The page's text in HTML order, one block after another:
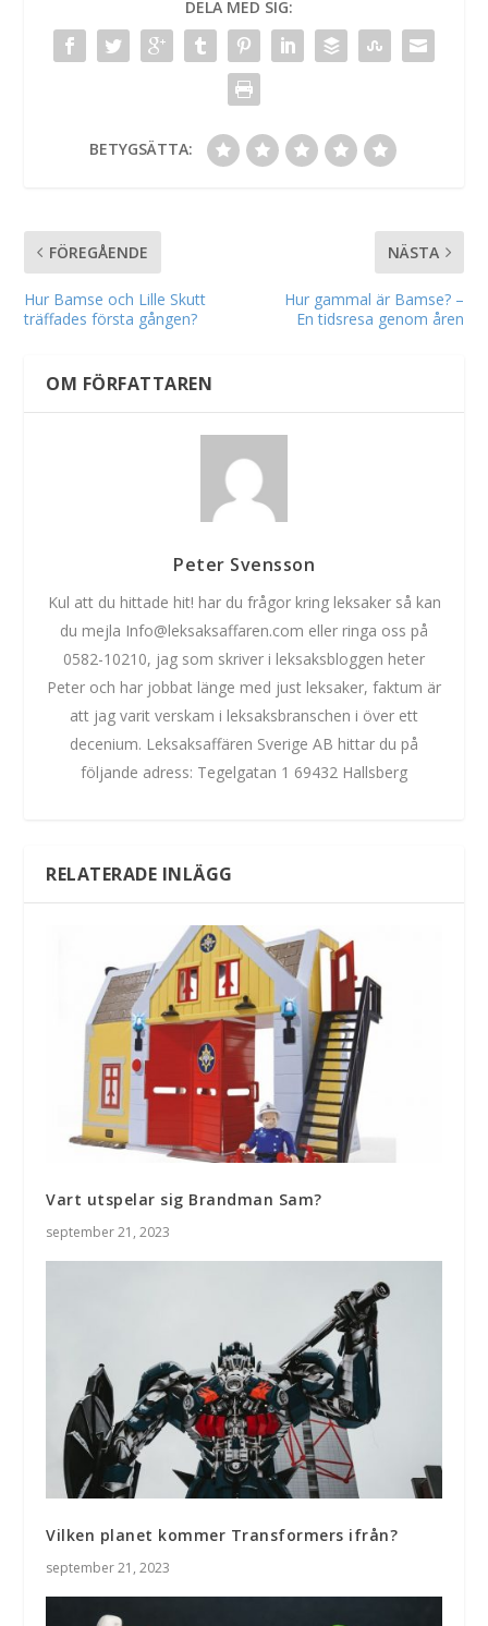
DELA MED SIG:
BETYGSÄTTA:
FÖREGÅENDE
Hur Bamse och Lille Skutt
träffades första gången?
NÄSTA
Hur gammal är Bamse? –
En tidsresa genom åren
OM FÖRFATTAREN
Peter Svensson
Kul att du hittade hit! har du frågor kring leksaker så kan
du mejla Info@leksaksaffaren.com eller ringa oss på
0582-10210, jag som skriver i leksaksbloggen heter
Peter och har jobbat länge med just leksaker, faktum är
att jag varit verskam i leksaksbranschen i över ett
decenium. Leksaksaffären Sverige AB hittar du på
följande adress: Tegelgatan 1 69432 Hallsberg
RELATERADE INLÄGG
Vart utspelar sig Brandman Sam?
september 21, 2023
Vilken planet kommer Transformers ifrån?
september 21, 2023